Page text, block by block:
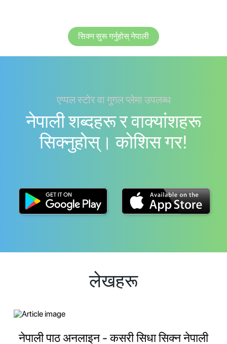
सिक्न सुरू गर्नुहोस् नेपाली
एप्पल स्टोर वा गुगल प्लेमा उपलब्ध
नेपाली शब्दहरू र वाक्यांशहरू
सिक्नुहोस्। काेशिस गर!
लेखहरू
नेपाली पाठ अनलाइन - कसरी सिधा सिक्न नेपाली